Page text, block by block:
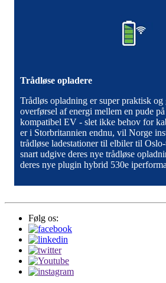
Trådløse opladere
Trådløs opladning er super praktisk
overførsel af energi mellem en pude
kompatibel EV - slet ikke behov for
er i Storbritannien endnu, vil Norge
trådløse ladestationer til elbiler til
snart udgive deres nye trådløse
deres nye plugin hybrid 530e
Følg os: